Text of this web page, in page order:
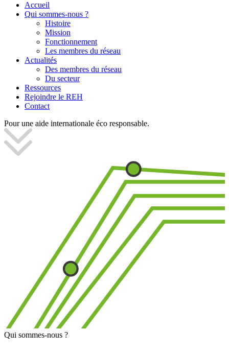
Accueil
Qui sommes-nous ?
Histoire
Mission
Fonctionnement
Les membres du réseau
Actualités
Des membres du réseau
Du secteur
Ressources
Rejoindre le REH
Contact
Pour une aide internationale éco responsable.
Qui sommes-nous ?